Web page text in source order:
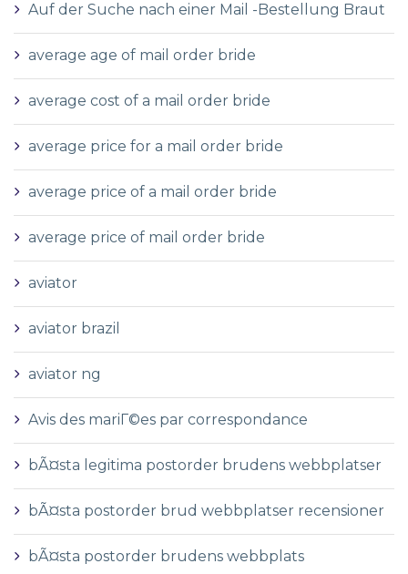
Auf der Suche nach einer Mail -Bestellung Braut
average age of mail order bride
average cost of a mail order bride
average price for a mail order bride
average price of a mail order bride
average price of mail order bride
aviator
aviator brazil
aviator ng
Avis des mariГ©es par correspondance
bÃ¤sta legitima postorder brudens webbplatser
bÃ¤sta postorder brud webbplatser recensioner
bÃ¤sta postorder brudens webbplats